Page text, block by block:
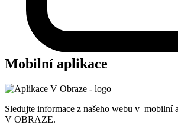
Mobilní aplikace
Sledujte informace z našeho webu v mobilní
V OBRAZE.